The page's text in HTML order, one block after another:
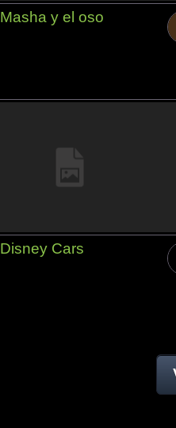
Masha y el oso
Disney Cars